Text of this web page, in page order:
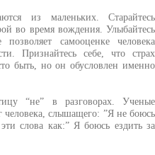
из маленьких. Старайтесь
во время вождения. Улыбайтесь
самооценке человека
Признайтесь себе, что страх
быть, но он обусловлен именно
“не” в разговорах. Ученые
человека, слышащего: ”Я не боюсь
слова как:” Я боюсь ездить за